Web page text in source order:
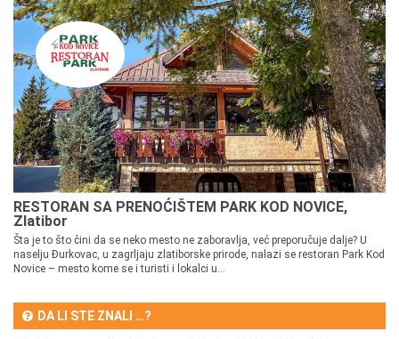
RESTORAN SA PRENOĆIŠTEM PARK KOD NOVICE,
Zlatibor
Šta je to što čini da se neko mesto ne zaboravlja, već preporučuje dalje? U
naselju Đurkovac, u zagrljaju zlatiborske prirode, nalazi se restoran Park Kod
Novice – mesto kome se i turisti i lokalci u...
DA LI STE ZNALI …?